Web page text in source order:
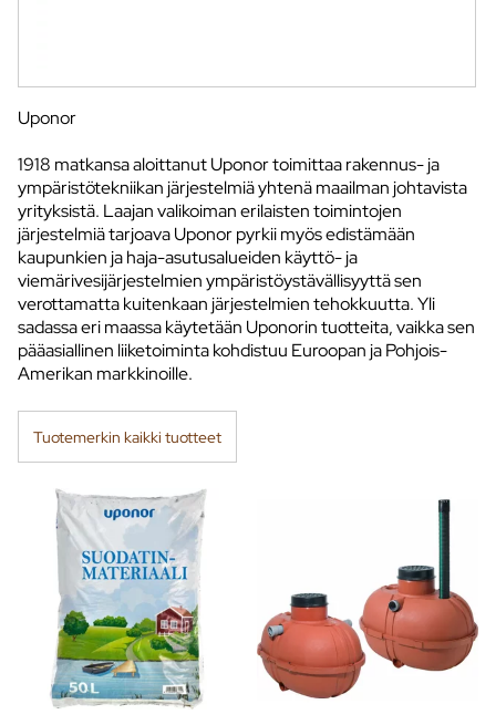
Uponor
1918 matkansa aloittanut Uponor toimittaa rakennus- ja
ympäristötekniikan järjestelmiä yhtenä maailman johtavista
yrityksistä. Laajan valikoiman erilaisten toimintojen
järjestelmiä tarjoava Uponor pyrkii myös edistämään
kaupunkien ja haja-asutusalueiden käyttö- ja
viemärivesijärjestelmien ympäristöystävällisyyttä sen
verottamatta kuitenkaan järjestelmien tehokkuutta. Yli
sadassa eri maassa käytetään Uponorin tuotteita, vaikka sen
pääasiallinen liiketoiminta kohdistuu Euroopan ja Pohjois-
Amerikan markkinoille.
Tuotemerkin kaikki tuotteet